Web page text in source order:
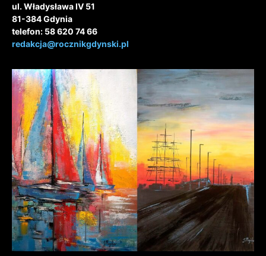
ul. Władysława IV 51
81-384 Gdynia
telefon: 58 620 74 66
redakcja@rocznikgdynski.pl